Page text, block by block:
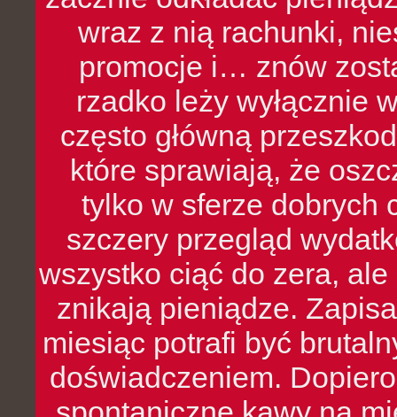
wraz z nią rachunki,
promocje i… znów
rzadko leży wyłącznie
często główną
które sprawiają, że
tylko w sferze dobrych
szczery przegląd
wszystko ciąć do zera,
znikają pieniądze.
miesiąc potrafi być
doświadczeniem.